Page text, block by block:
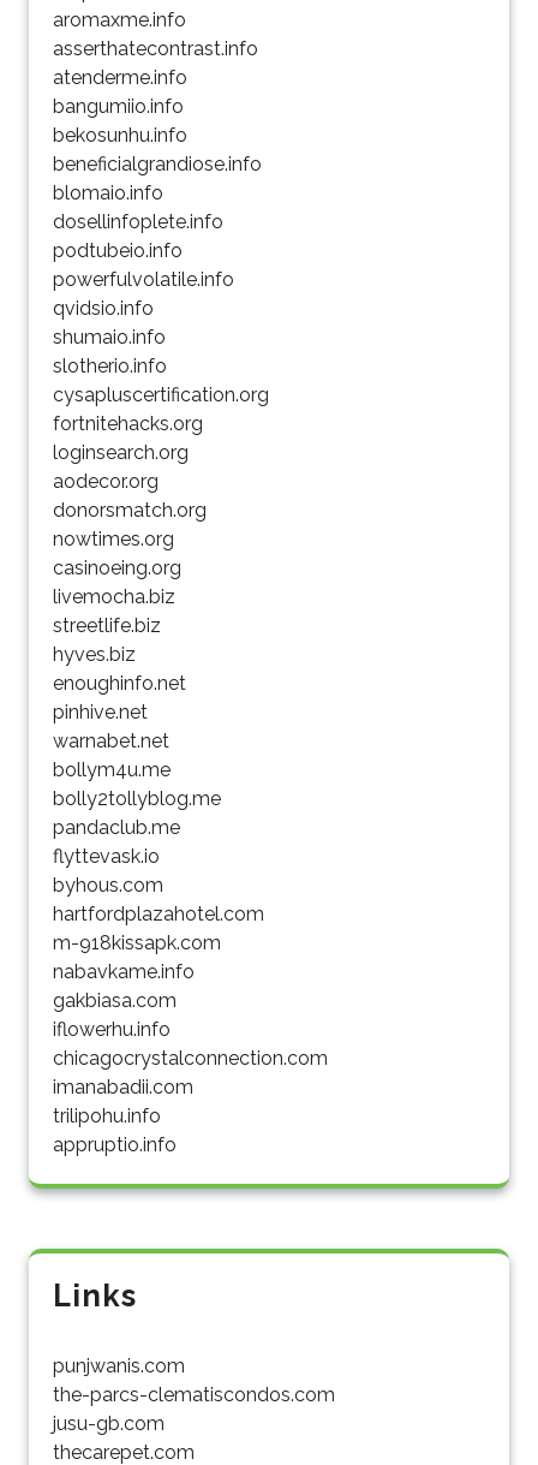
aromaxme.info
asserthatecontrast.info
atenderme.info
bangumiio.info
bekosunhu.info
beneficialgrandiose.info
blomaio.info
dosellinfoplete.info
podtubeio.info
powerfulvolatile.info
qvidsio.info
shumaio.info
slotherio.info
cysapluscertification.org
fortnitehacks.org
loginsearch.org
aodecor.org
donorsmatch.org
nowtimes.org
casinoeing.org
livemocha.biz
streetlife.biz
hyves.biz
enoughinfo.net
pinhive.net
warnabet.net
bollym4u.me
bolly2tollyblog.me
pandaclub.me
flyttevask.io
byhous.com
hartfordplazahotel.com
m-918kissapk.com
nabavkame.info
gakbiasa.com
iflowerhu.info
chicagocrystalconnection.com
imanabadii.com
trilipohu.info
appruptio.info
Links
punjwanis.com
the-parcs-clematiscondos.com
jusu-gb.com
thecarepet.com